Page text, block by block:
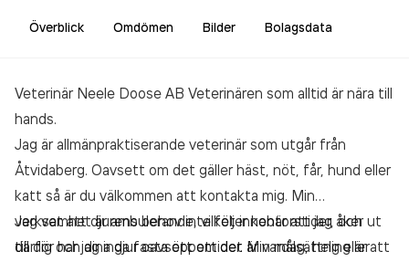
Överblick Omdömen Bilder Bolagsdata
Veterinär Neele Doose AB Veterinären som alltid är nära till
hands.
Jag är allmänpraktiserande veterinär som utgår från
Åtvidaberg. Oavsett om det gäller häst, nöt, får, hund eller
katt så är du välkommen att kontakta mig. Min
verksamhet är ambulerande, vilket innebär att jag åker ut
till dig och dina djur oavsett om det är vardag, helg eller
Jag vet att djurens behov inte följer kontorstider, och
därför har jag inga fasta öppettider. Min målsättning är att